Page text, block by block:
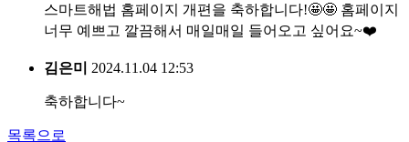
스마트해법 홈페이지 개편을 축하합니다!🤩🤩 홈페이지
너무 예쁘고 깔끔해서 매일매일 들어오고 싶어요~❤️
김은미 2024.11.04 12:53
축하합니다~
목록으로